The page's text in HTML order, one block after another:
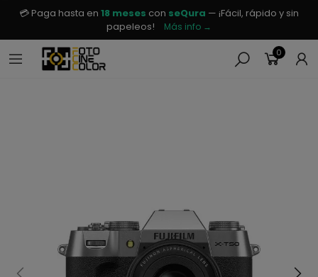
💳 Paga hasta en 18 meses con seQura — ¡Fácil, rápido y sin
papeleos!
Más info →
0